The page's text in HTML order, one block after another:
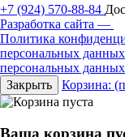
+7 (924) 570-88-84
Разработка сайта —
Политика
персональных данных
персональных данных
Закрыть
Корзина:
Ваша корзина